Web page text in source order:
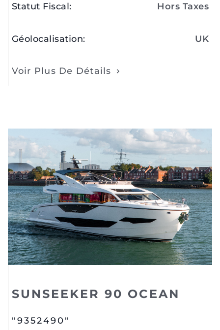
Statut Fiscal: Hors Taxes
Géolocalisation: UK
Voir Plus De Détails
SUNSEEKER 90 OCEAN
"9352490"